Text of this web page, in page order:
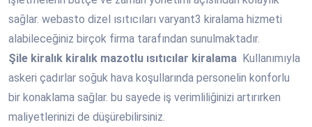
sağlar. webasto dizel ısıtıcıları varyant3 kiralama hizmeti
alabileceğiniz birçok firma tarafından sunulmaktadır.
Şile kiralık kiralık mazotlu ısıtıcılar kiralama Kullanımıyla
askeri çadırlar soğuk hava koşullarında personelin konforlu
bir konaklama sağlar. bu sayede iş verimliliğinizi artırırken
maliyetlerinizi de düşürebilirsiniz.